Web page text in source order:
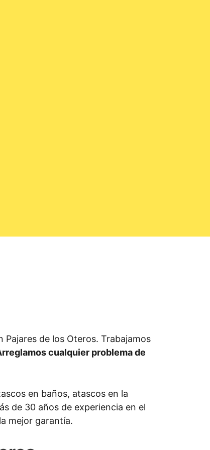
de los Oteros. Trabajamos
cualquier problema de
en baños, atascos en la
de 30 años de experiencia en el
mejor garantía.